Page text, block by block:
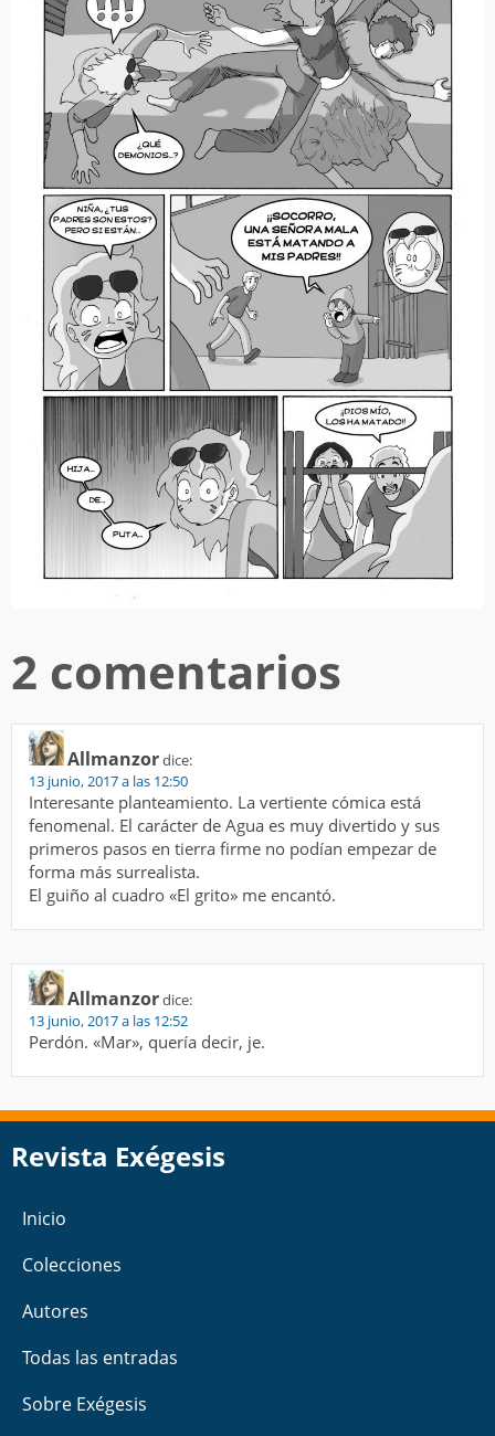
2 comentarios
Allmanzordice:
13 junio, 2017 a las 12:50
Interesante planteamiento. La vertiente cómica está
fenomenal. El carácter de Agua es muy divertido y sus
primeros pasos en tierra firme no podían empezar de
forma más surrealista.
El guiño al cuadro «El grito» me encantó.
Allmanzordice:
13 junio, 2017 a las 12:52
Perdón. «Mar», quería decir, je.
Revista Exégesis
Inicio
Colecciones
Autores
Todas las entradas
Sobre Exégesis